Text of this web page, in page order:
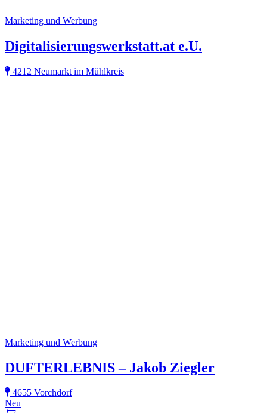
Marketing und Werbung
Digitalisierungswerkstatt.at e.U.
4212 Neumarkt im Mühlkreis
Marketing und Werbung
DUFTERLEBNIS – Jakob Ziegler
4655 Vorchdorf
Neu